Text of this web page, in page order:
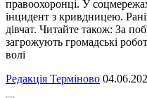
правоохоронці. У
інцидент з кривдницею.
дівчат. Читайте також: За
загрожують громадські
волі
Редакція Терміново